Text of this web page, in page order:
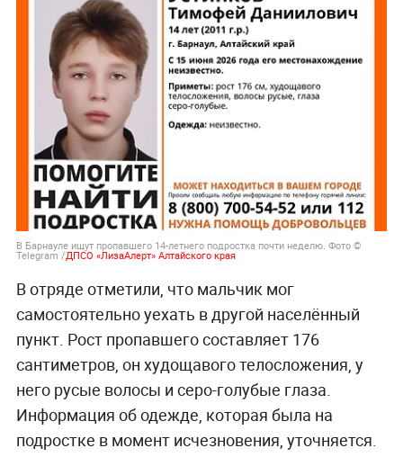
В Барнауле ищут пропавшего 14-летнего подростка почти неделю. Фото ©
Telegram /ДПСО «ЛизаАлерт» Алтайского края
В отряде отметили, что мальчик мог
самостоятельно уехать в другой населённый
пункт. Рост пропавшего составляет 176
сантиметров, он худощавого телосложения, у
него русые волосы и серо-голубые глаза.
Информация об одежде, которая была на
подростке в момент исчезновения, уточняется.